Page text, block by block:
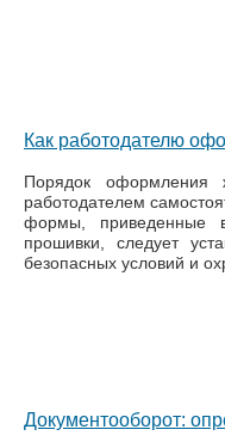
Как работодателю
Порядок оформления
работодателем
формы, приведенные
прошивки, следует
безопасных условий и
Документооборот: